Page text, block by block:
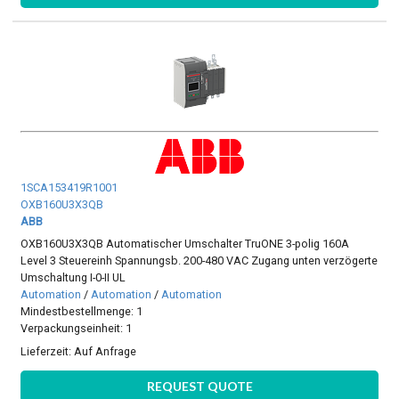
1SCA153419R1001
OXB160U3X3QB
ABB
OXB160U3X3QB Automatischer Umschalter TruONE 3-polig 160A
Level 3 Steuereinh Spannungsb. 200-480 VAC Zugang unten verzögerte
Umschaltung I-0-II UL
Automation /Automation /Automation
Mindestbestellmenge: 1
Verpackungseinheit: 1
Lieferzeit: Auf Anfrage
REQUEST QUOTE